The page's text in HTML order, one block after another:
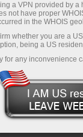
a VPN provided by
not have proper
in the WHOIS
whether you are a
being a US
for any inconvenience